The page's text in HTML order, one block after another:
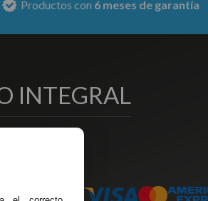
con6 meses de garantía
INTEGRAL
3